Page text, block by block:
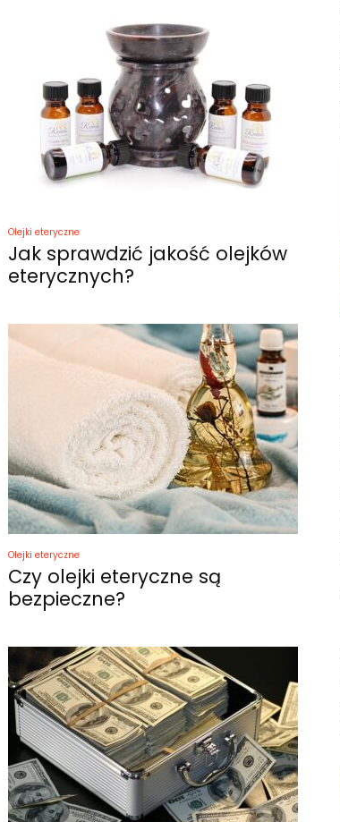
Olejki eteryczne
Jak sprawdzić jakość olejków
eterycznych?
Olejki eteryczne
Czy olejki eteryczne są
bezpieczne?